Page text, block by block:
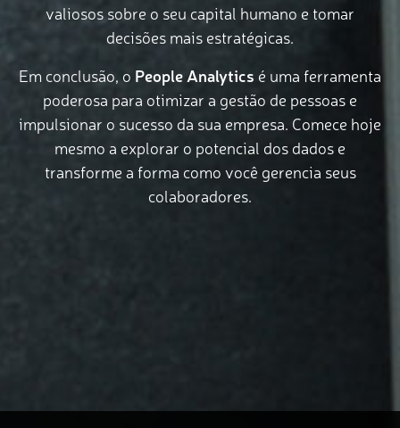
valiosos sobre o seu capital humano e tomar
decisões mais estratégicas.
Em conclusão, o People Analytics é uma ferramenta
poderosa para otimizar a gestão de pessoas e
impulsionar o sucesso da sua empresa. Comece hoje
mesmo a explorar o potencial dos dados e
transforme a forma como você gerencia seus
colaboradores.